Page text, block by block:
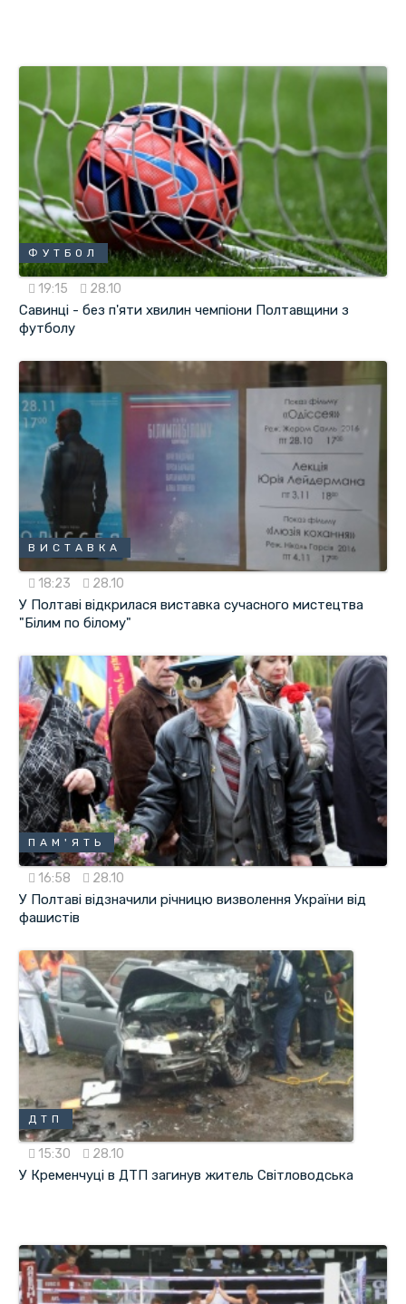
ФУТБОЛ
19:15 28.10
Савинці - без п'яти хвилин чемпіони Полтавщини з
футболу
ВИСТАВКА
18:23 28.10
У Полтаві відкрилася виставка сучасного мистецтва
"Білим по білому"
ПАМ'ЯТЬ
16:58 28.10
У Полтаві відзначили річницю визволення України від
фашистів
ДТП
15:30 28.10
У Кременчуці в ДТП загинув житель Світловодська